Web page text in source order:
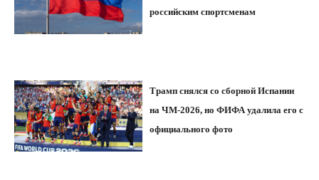
российским спортсменам
Трамп снялся со сборной Испании
на ЧМ-2026, но ФИФА удалила его с
официального фото